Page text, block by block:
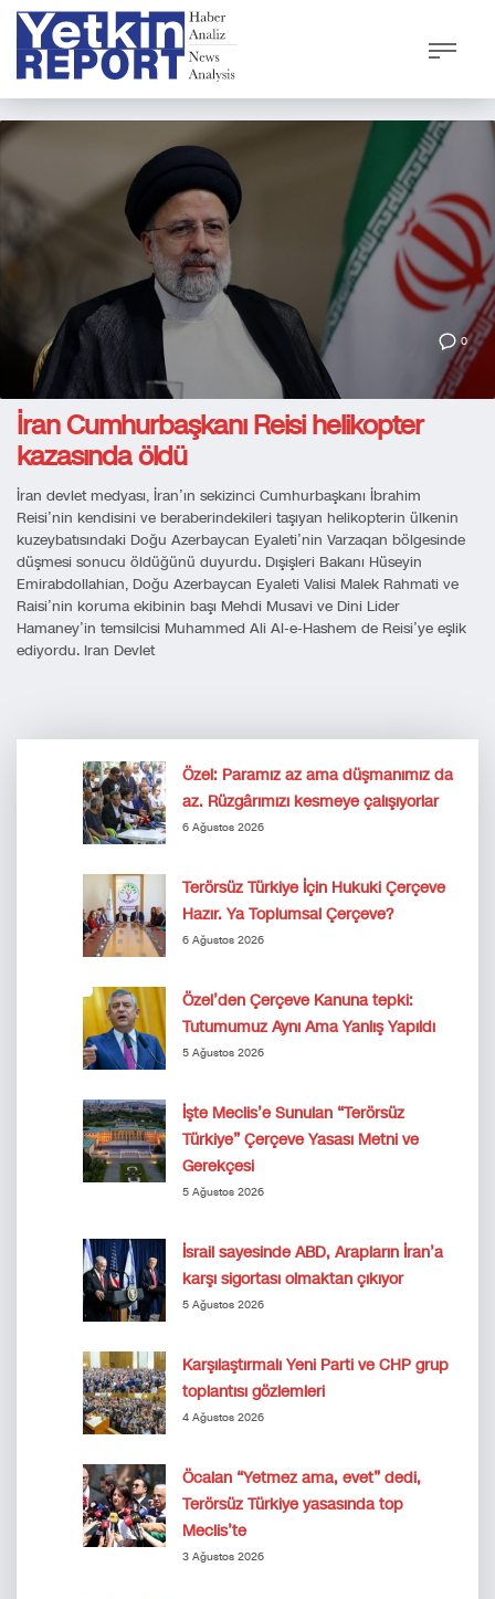
0
İran Cumhurbaşkanı Reisi helikopter
kazasında öldü
İran devlet medyası, İran’ın sekizinci Cumhurbaşkanı İbrahim
Reisi’nin kendisini ve beraberindekileri taşıyan helikopterin ülkenin
kuzeybatısındaki Doğu Azerbaycan Eyaleti’nin Varzaqan bölgesinde
düşmesi sonucu öldüğünü duyurdu. Dışişleri Bakanı Hüseyin
Emirabdollahian, Doğu Azerbaycan Eyaleti Valisi Malek Rahmati ve
Raisi’nin koruma ekibinin başı Mehdi Musavi ve Dini Lider
Hamaney’in temsilcisi Muhammed Ali Al-e-Hashem de Reisi’ye eşlik
ediyordu. Iran Devlet
Özel: Paramız az ama düşmanımız da
az. Rüzgârımızı kesmeye çalışıyorlar
6 Ağustos 2026
Terörsüz Türkiye İçin Hukuki Çerçeve
Hazır. Ya Toplumsal Çerçeve?
6 Ağustos 2026
Özel’den Çerçeve Kanuna tepki:
Tutumumuz Aynı Ama Yanlış Yapıldı
5 Ağustos 2026
İşte Meclis’e Sunulan “Terörsüz
Türkiye” Çerçeve Yasası Metni ve
Gerekçesi
5 Ağustos 2026
İsrail sayesinde ABD, Arapların İran’a
karşı sigortası olmaktan çıkıyor
5 Ağustos 2026
Karşılaştırmalı Yeni Parti ve CHP grup
toplantısı gözlemleri
4 Ağustos 2026
Öcalan “Yetmez ama, evet” dedi,
Terörsüz Türkiye yasasında top
Meclis’te
3 Ağustos 2026